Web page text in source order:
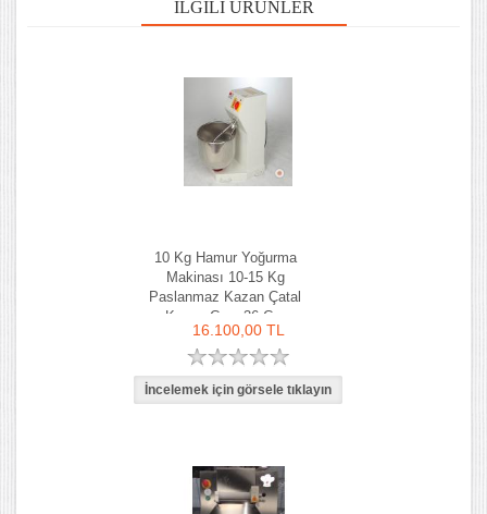
İLGILI ÜRÜNLER
10 Kg Hamur Yoğurma
Makinası 10-15 Kg
Paslanmaz Kazan Çatal
Kazan Çapı 36 Cm
16.100,00 TL